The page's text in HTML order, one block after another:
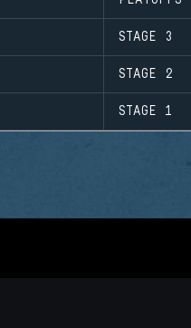
STAGE 3
STAGE 2
STAGE 1